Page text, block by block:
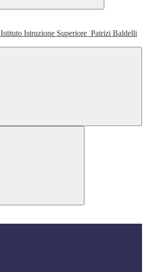
Istituto Istruzione Superiore Patrizi Baldelli